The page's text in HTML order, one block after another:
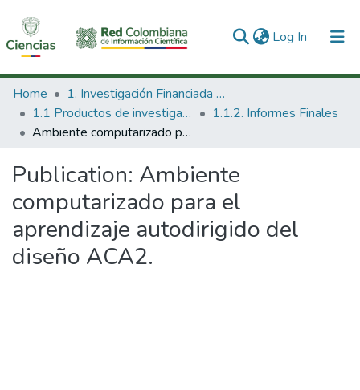
Log In (current)
Communities & Collections
All of DSpace
Home
1. Investigación Financiada con Recursos Públicos
1.1 Productos de investigación
1.1.2. Informes Finales
Ambiente computarizado para el aprendizaje autodirigido del diseño ACA2.
Publication: Ambiente
computarizado para el
aprendizaje autodirigido del
diseño ACA2.